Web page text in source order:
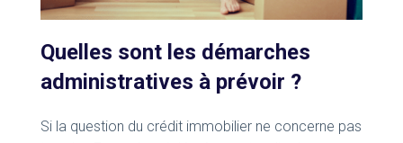
Quelles sont les démarches
administratives à prévoir ?
Si la question du crédit immobilier ne concerne pas